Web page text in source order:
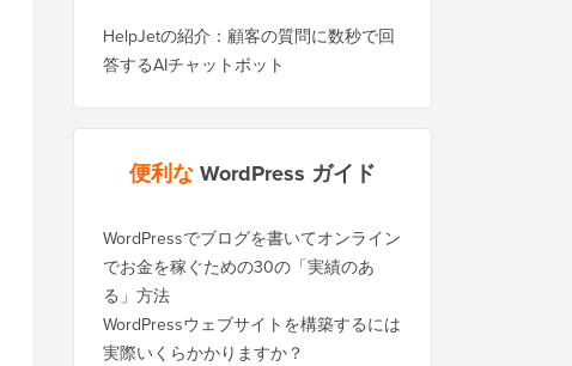
HelpJetの紹介：顧客の質問に数秒で回
答するAIチャットボット
便利なWordPress ガイド
WordPressでブログを書いてオンライン
でお金を稼ぐための30の「実績のあ
る」方法
WordPressウェブサイトを構築するには
実際いくらかかりますか？